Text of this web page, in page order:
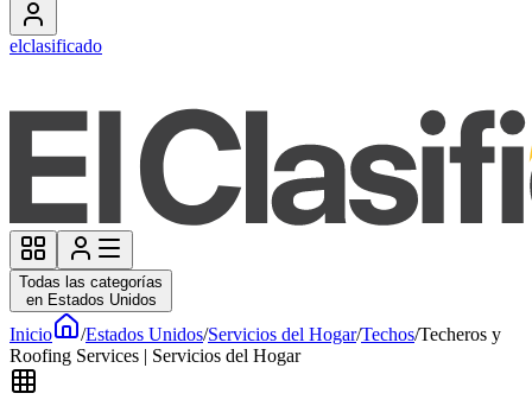
elclasificado
Todas las categorías
en Estados Unidos
Inicio /Estados Unidos/Servicios del Hogar/Techos/Techeros y
Roofing Services | Servicios del Hogar